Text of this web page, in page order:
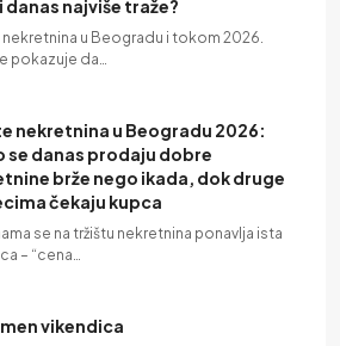
danas najviše traže?
nekretnina u Beogradu i tokom 2026.
pokazuje da…
nekretnina u Beogradu 2026:
se danas prodaju dobre
brže nego ikada, dok druge
čekaju kupca
se na tržištu nekretnina ponavlja ista
– “cena…
vikendica